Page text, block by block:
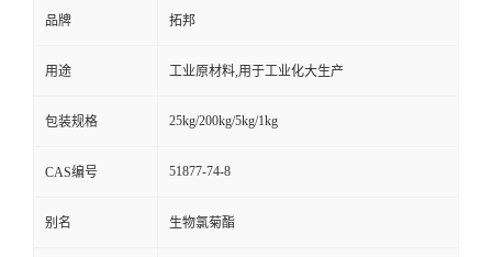
品牌 拓邦
用途 工业原材料,用于工业化大生产
包装规格 25kg/200kg/5kg/1kg
CAS编号 51877-74-8
别名 生物氯菊酯